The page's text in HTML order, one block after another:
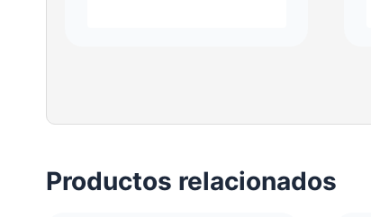
Productos relacionados